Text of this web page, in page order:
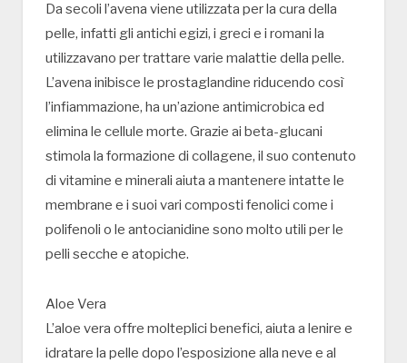
Da secoli l’avena viene utilizzata per la cura della
pelle, infatti gli antichi egizi, i greci e i romani la
utilizzavano per trattare varie malattie della pelle.
L’avena inibisce le prostaglandine riducendo così
l’infiammazione, ha un’azione antimicrobica ed
elimina le cellule morte. Grazie ai beta-glucani
stimola la formazione di collagene, il suo contenuto
di vitamine e minerali aiuta a mantenere intatte le
membrane e i suoi vari composti fenolici come i
polifenoli o le antocianidine sono molto utili per le
pelli secche e atopiche.
Aloe Vera
L’aloe vera offre molteplici benefici, aiuta a lenire e
idratare la pelle dopo l’esposizione alla neve e al